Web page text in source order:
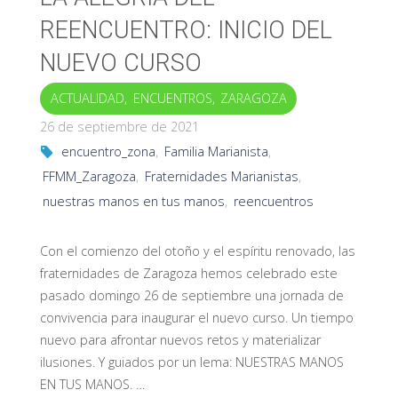
REENCUENTRO: INICIO DEL
NUEVO CURSO
ACTUALIDAD, ENCUENTROS, ZARAGOZA
26 de septiembre de 2021
encuentro_zona, Familia Marianista,
FFMM_Zaragoza, Fraternidades Marianistas,
nuestras manos en tus manos, reencuentros
Con el comienzo del otoño y el espíritu renovado, las
fraternidades de Zaragoza hemos celebrado este
pasado domingo 26 de septiembre una jornada de
convivencia para inaugurar el nuevo curso. Un tiempo
nuevo para afrontar nuevos retos y materializar
ilusiones. Y guiados por un lema: NUESTRAS MANOS
EN TUS MANOS. …